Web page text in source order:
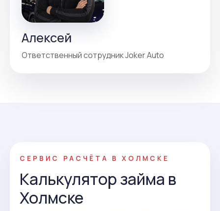
Алексей
Ответственный сотрудник Joker Auto
СЕРВИС РАСЧЁТА В ХОЛМСКЕ
Калькулятор займа в
Холмске